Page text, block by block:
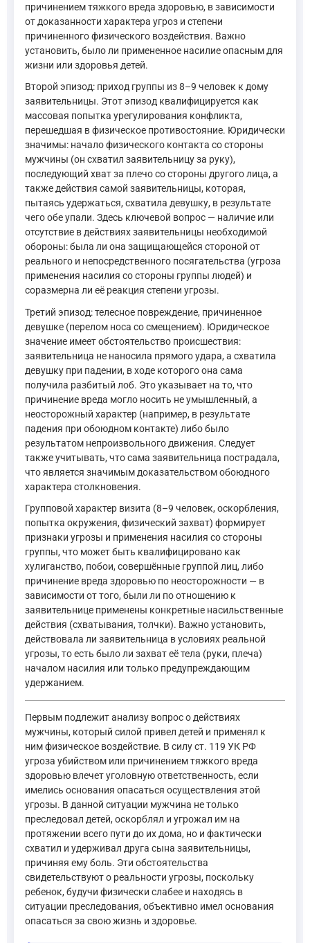
причинением тяжкого вреда здоровью, в зависимости
от доказанности характера угроз и степени
причиненного физического воздействия. Важно
установить, было ли примененное насилие опасным для
жизни или здоровья детей.
Второй эпизод: приход группы из 8–9 человек к дому
заявительницы. Этот эпизод квалифицируется как
массовая попытка урегулирования конфликта,
перешедшая в физическое противостояние. Юридически
значимы: начало физического контакта со стороны
мужчины (он схватил заявительницу за руку),
последующий хват за плечо со стороны другого лица, а
также действия самой заявительницы, которая,
пытаясь удержаться, схватила девушку, в результате
чего обе упали. Здесь ключевой вопрос — наличие или
отсутствие в действиях заявительницы необходимой
обороны: была ли она защищающейся стороной от
реального и непосредственного посягательства (угроза
применения насилия со стороны группы людей) и
соразмерна ли её реакция степени угрозы.
Третий эпизод: телесное повреждение, причиненное
девушке (перелом носа со смещением). Юридическое
значение имеет обстоятельство происшествия:
заявительница не наносила прямого удара, а схватила
девушку при падении, в ходе которого она сама
получила разбитый лоб. Это указывает на то, что
причинение вреда могло носить не умышленный, а
неосторожный характер (например, в результате
падения при обоюдном контакте) либо было
результатом непроизвольного движения. Следует
также учитывать, что сама заявительница пострадала,
что является значимым доказательством обоюдного
характера столкновения.
Групповой характер визита (8–9 человек, оскорбления,
попытка окружения, физический захват) формирует
признаки угрозы и применения насилия со стороны
группы, что может быть квалифицировано как
хулиганство, побои, совершённые группой лиц, либо
причинение вреда здоровью по неосторожности — в
зависимости от того, были ли по отношению к
заявительнице применены конкретные насильственные
действия (схватывания, толчки). Важно установить,
действовала ли заявительница в условиях реальной
угрозы, то есть было ли захват её тела (руки, плеча)
началом насилия или только предупреждающим
удержанием.
Первым подлежит анализу вопрос о действиях
мужчины, который силой привел детей и применял к
ним физическое воздействие. В силу ст. 119 УК РФ
угроза убийством или причинением тяжкого вреда
здоровью влечет уголовную ответственность, если
имелись основания опасаться осуществления этой
угрозы. В данной ситуации мужчина не только
преследовал детей, оскорблял и угрожал им на
протяжении всего пути до их дома, но и фактически
схватил и удерживал друга сына заявительницы,
причиняя ему боль. Эти обстоятельства
свидетельствуют о реальности угрозы, поскольку
ребенок, будучи физически слабее и находясь в
ситуации преследования, объективно имел основания
опасаться за свою жизнь и здоровье.